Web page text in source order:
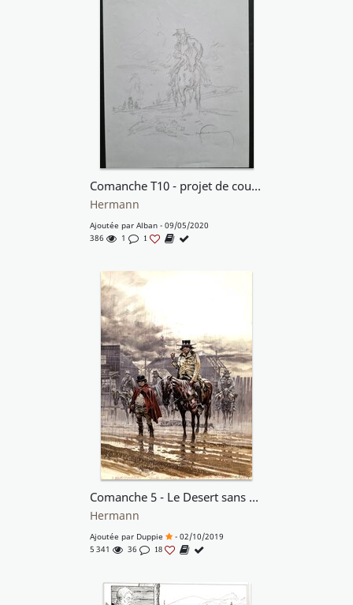
Comanche T10 - projet de couverture - crayonne
Hermann
Ajoutée par Alban - 09/05/2020
386
1 1
Comanche 5 - Le Desert sans Lumière
Hermann
Ajoutée par Duppie
- 02/10/2019
5 341
36 18